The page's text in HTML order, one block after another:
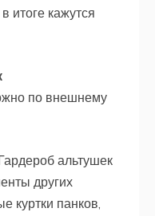
итоге кажутся
по внешнему
альтушек
других
куртки панков,